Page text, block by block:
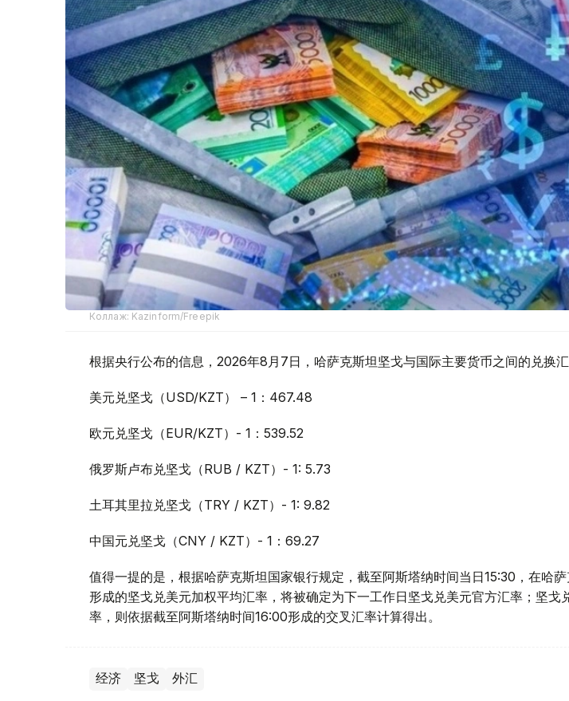
Коллаж: Kazinform/Freepik
根据央行公布的信息，2026年8月7日，哈萨克斯坦坚戈与国际主要货币之间的兑换汇
美元兑坚戈（USD/KZT） – 1：467.48
欧元兑坚戈（EUR/KZT）- 1：539.52
俄罗斯卢布兑坚戈（RUB / KZT）- 1: 5.73
土耳其里拉兑坚戈（TRY / KZT）- 1: 9.82
中国元兑坚戈（CNY / KZT）- 1：69.27
值得一提的是，根据哈萨克斯坦国家银行规定，截至阿斯塔纳时间当日15:30，在哈
形成的坚戈兑美元加权平均汇率，将被确定为下一工作日坚戈兑美元官方汇率；坚戈
率，则依据截至阿斯塔纳时间16:00形成的交叉汇率计算得出。
经济 坚戈 外汇